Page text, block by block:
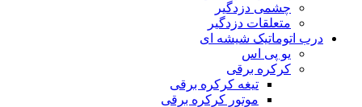
چشمی دزدگیر
متعلقات دزدگیر
درب اتوماتیک شیشه ای
یو پی اس
کرکره برقی
تیغه کرکره برقی
موتور کرکره برقی